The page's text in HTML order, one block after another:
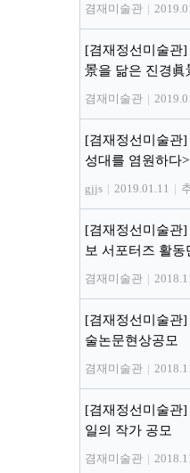
겸재미술관 |
[겸재정선미술관
景을 닮은 진경眞
겸재미술관 |
[겸재정선미술관
성대를 염원하다
gjjs | 2019.01.11 |
[겸재정선미술관
보 서포터즈 활동
겸재미술관 |
[겸재정선미술관
술논문현상공모
겸재미술관 |
[겸재정선미술관]
일의 작가 공모
겸재미술관 |